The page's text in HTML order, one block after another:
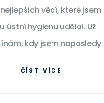
věcí, které jsem
ústní hygienu udělal. Už
kdy jsem naposledy
ČÍST VÍCE